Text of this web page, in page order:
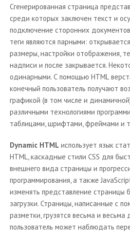
Сгенерированная страница
среди которых заключен текст и
подключение сторонних
теги являются парными:
размеры, настройки отображения,
надписи и после закрывается.
одинарными. С помощью HTML
конечный пользователь получают
графикой (в том числе и
различными технологиями
таблицами, шрифтами, фреймами и
Dynamic HTML использует язык
HTML, каскадные стили CSS для
внешнего вида страницы и
программирования, а также
изменять представление страницы
загрузки. Страницы, написанные с
разметки, грузятся весьма и весьма
пользователь может наблюдать